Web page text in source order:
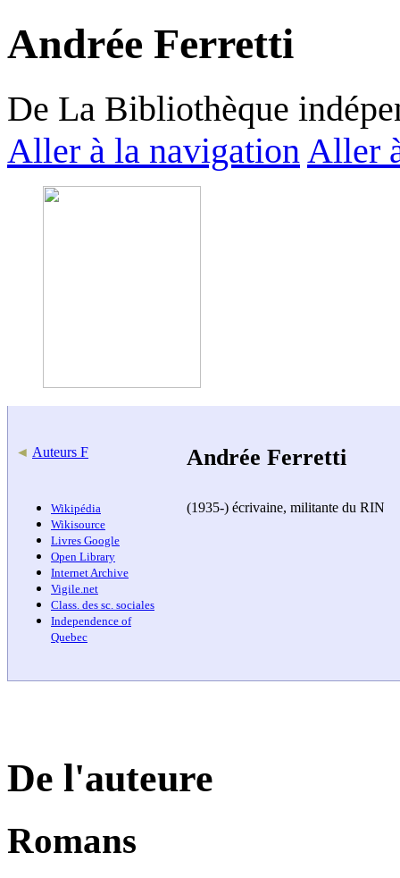
Andrée Ferretti
De La Bibliothèque
Aller à la navigation Aller
◄ Auteurs F Andrée Ferretti
Wikipédia
Wikisource
Livres Google
Open Library
Internet Archive
Vigile.net
Class. des sc. sociales
Independence of
Quebec
(1935-) écrivaine, militante du RIN
De l'auteure
Romans